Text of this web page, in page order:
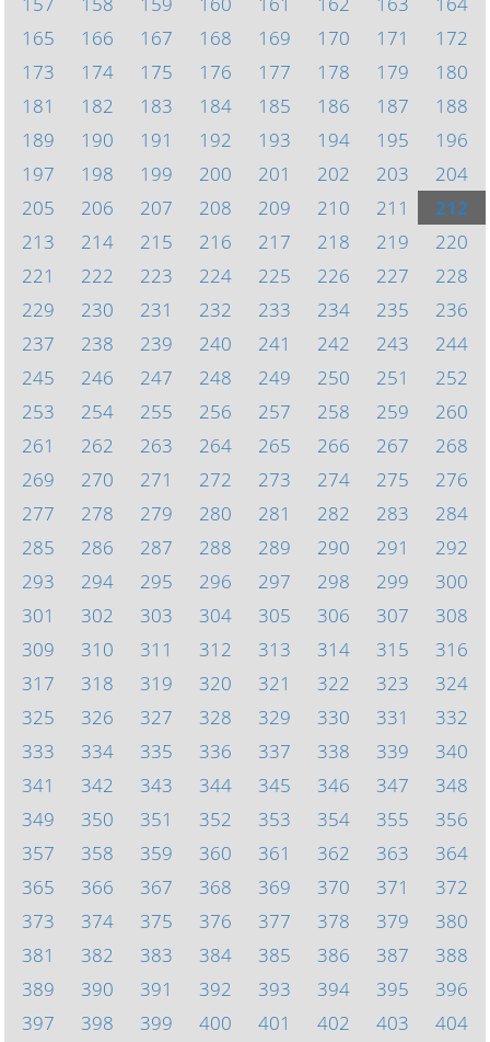
165
166 167 168 169 170 171
172
173
174 175 176 177 178 179
180
181
182 183 184 185 186 187
188
189
190 191 192 193 194 195
196
197
198 199 200 201 202 203
204
205
206 207 208 209 210 211
212
213
214 215 216 217 218 219
220
221
222 223 224 225 226 227
228
229
230 231 232 233 234 235
236
237
238 239 240 241 242 243
244
245
246 247 248 249 250 251
252
253
254 255 256 257 258 259
260
261
262 263 264 265 266 267
268
269
270 271 272 273 274 275
276
277
278 279 280 281 282 283
284
285
286 287 288 289 290 291
292
293
294 295 296 297 298 299
300
301
302 303 304 305 306 307
308
309
310 311 312 313 314 315
316
317
318 319 320 321 322 323
324
325
326 327 328 329 330 331
332
333
334 335 336 337 338 339
340
341
342 343 344 345 346 347
348
349
350 351 352 353 354 355
356
357
358 359 360 361 362 363
364
365
366 367 368 369 370 371
372
373
374 375 376 377 378 379
380
381
382 383 384 385 386 387
388
389
390 391 392 393 394 395
396
397
398 399 400 401 402 403 404